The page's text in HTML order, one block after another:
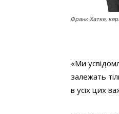
Франк Хатке,
«Ми
залежать
в усіх цих